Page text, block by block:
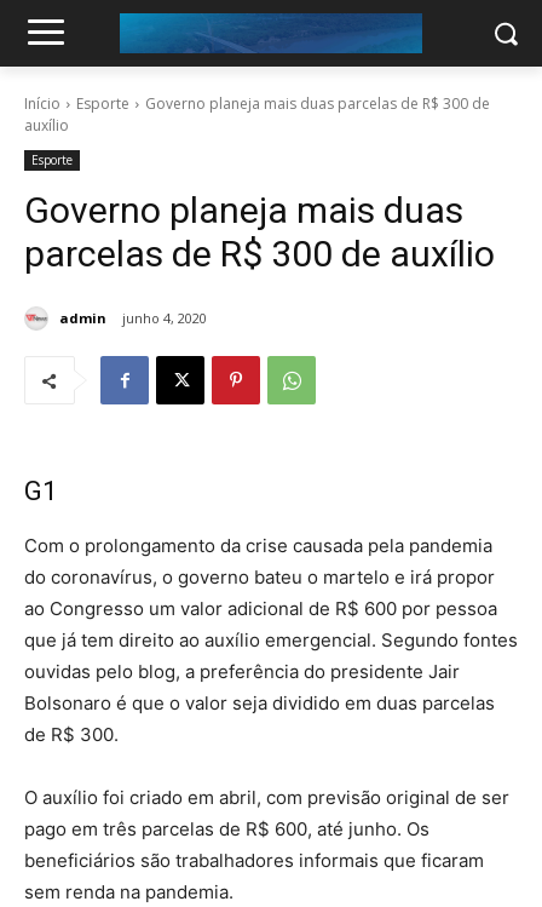
Início Esporte
Governo planeja mais duas parcelas de R$ 300 de
auxílio
Esporte
Governo planeja mais duas
parcelas de R$ 300 de auxílio
admin junho 4, 2020
G1
Com o prolongamento da crise causada pela pandemia
do coronavírus, o governo bateu o martelo e irá propor
ao Congresso um valor adicional de R$ 600 por pessoa
que já tem direito ao auxílio emergencial. Segundo fontes
ouvidas pelo blog, a preferência do presidente Jair
Bolsonaro é que o valor seja dividido em duas parcelas
de R$ 300.
O auxílio foi criado em abril, com previsão original de ser
pago em três parcelas de R$ 600, até junho. Os
beneficiários são trabalhadores informais que ficaram
sem renda na pandemia.